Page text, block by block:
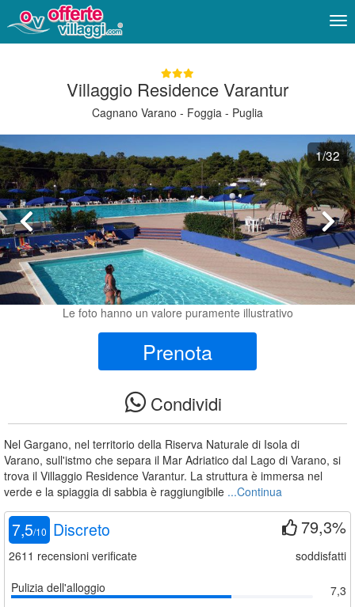
Villaggio Residence Varantur
Cagnano Varano - Foggia - Puglia
1/32
Le foto hanno un valore puramente illustrativo
Prenota
Condividi
Nel Gargano, nel territorio della Riserva Naturale di Isola di
Varano, sull'istmo che separa il Mar Adriatico dal Lago di Varano, si
trova il Villaggio Residence Varantur. La struttura è immersa nel
verde e la spiaggia di sabbia è raggiungibile ...Continua
7,5/10 Discreto
2611 recensioni verificate
79,3%
soddisfatti
Pulizia dell'alloggio
7,3